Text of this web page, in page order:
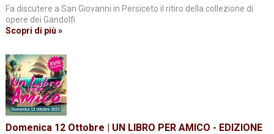
Fa discutere a San Giovanni in Persiceto il ritiro della collezione di
opere dei Gandolfi
Scopri di più »
Domenica 12 Ottobre | UN LIBRO PER AMICO - EDIZIONE